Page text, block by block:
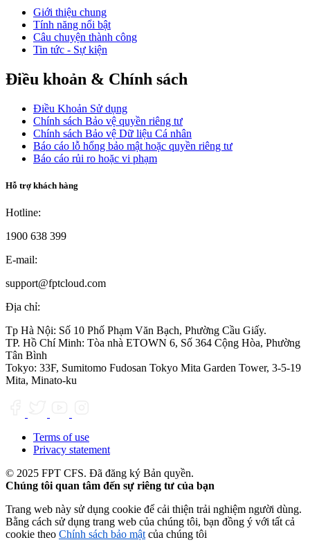
Giới thiệu chung
Tính năng nổi bật
Câu chuyện thành công
Tin tức - Sự kiện
Điều khoản & Chính sách
Điều Khoản Sử dụng
Chính sách Bảo vệ quyền riêng tư
Chính sách Bảo vệ Dữ liệu Cá nhân
Báo cáo lỗ hổng bảo mật hoặc quyền riêng tư
Báo cáo rủi ro hoặc vi phạm
Hỗ trợ khách hàng
Hotline:
1900 638 399
E-mail:
support@fptcloud.com
Địa chỉ:
Tp Hà Nội: Số 10 Phố Phạm Văn Bạch, Phường Cầu Giấy.
TP. Hồ Chí Minh: Tòa nhà ETOWN 6, Số 364 Cộng Hòa, Phường
Tân Bình
Tokyo: 33F, Sumitomo Fudosan Tokyo Mita Garden Tower, 3-5-19
Mita, Minato-ku
Terms of use
Privacy statement
© 2025 FPT CFS. Đã đăng ký Bản quyền.
Chúng tôi quan tâm đến sự riêng tư của bạn
Trang web này sử dụng cookie để cải thiện trải nghiệm người dùng.
Bằng cách sử dụng trang web của chúng tôi, bạn đồng ý với tất cả
cookie theo Chính sách bảo mật của chúng tôi